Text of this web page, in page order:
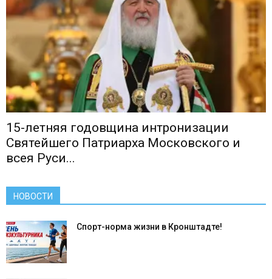
15-летняя годовщина интронизации
Святейшего Патриарха Московского и
всея Руси...
НОВОСТИ
Спорт-норма жизни в Кронштадте!